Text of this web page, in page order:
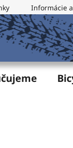
Informácie